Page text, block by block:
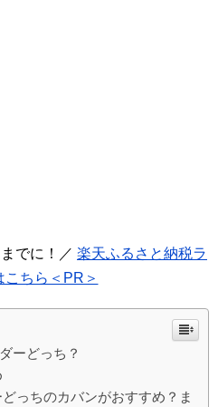
でに！／ 楽天ふるさと納税ラ
こちら＜PR＞
ーどっち？
っちのカバンがおすすめ？ま